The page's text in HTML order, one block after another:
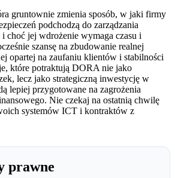
gruntownie zmienia sposób, w jaki firmy
podchodzą do zarządzania
jej wdrożenie wymaga czasu i
szansę na zbudowanie realnej
opartej na zaufaniu klientów i stabilności
które potraktują DORA nie jako
lecz jako strategiczną inwestycję w
lepiej przygotowane na zagrożenia
Nie czekaj na ostatnią chwilę
systemów ICT i kontraktów z
prawne